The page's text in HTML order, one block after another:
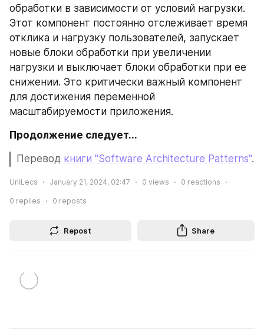
обработки в зависимости от условий нагрузки.
Этот компонент постоянно отслеживает время
отклика и нагрузку пользователей, запускает
новые блоки обработки при увеличении
нагрузки и выключает блоки обработки при ее
снижении. Это критически важный компонент
для достижения переменной
масштабируемости приложения.
Продолжение следует...
Перевод книги "Software Architecture Patterns".
UniLecs January 21, 2024, 02:47 0 views 0 reactions
0 replies 0 reposts
Repost Share